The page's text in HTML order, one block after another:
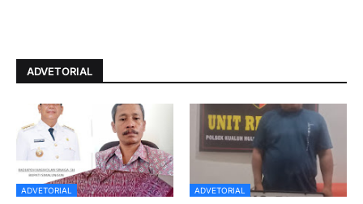
ADVETORIAL
ADVETORIAL ADVETORIAL